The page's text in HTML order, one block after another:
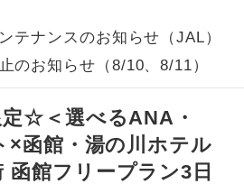
ナンスのお知らせ（JAL）
のお知らせ（8/10、8/11）
☆＜選べるANA・
×函館・湯の川ホテル
函館フリープラン3日
路出発空港（駅）から復路到着空港
駅）まで同行します。
地到着空港（駅）から最終日出発空港
駅）まで添乗員が同行します。
スガイドが乗務し、車内での観光案内
あります。
とは
る「個人包括旅行運
アーです。
ご利用便の空席状況に
いたします。